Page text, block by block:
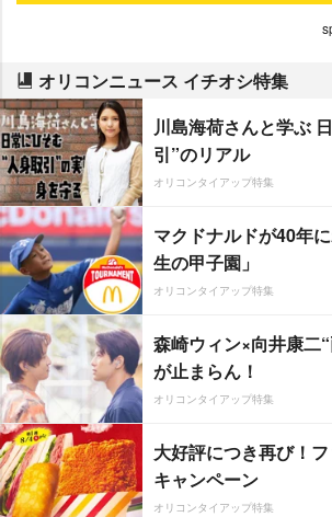
オリコンニュース イチオシ特集
川島海荷さんと学ぶ
引”のリアル
オリコンタイアップ特集
マクドナルドが40年
生の甲子園」
オリコンタイアップ特集
森崎ウィン×向井康二
が止まらん！
オリコンタイアップ特集
大好評につき再び！
キャンペーン
オリコンタイアップ特集